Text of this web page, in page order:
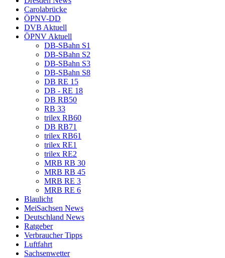
Carolabrücke
ÖPNV-DD
DVB Aktuell
ÖPNV Aktuell
DB-SBahn S1
DB-SBahn S2
DB-SBahn S3
DB-SBahn S8
DB RE 15
DB - RE 18
DB RB50
RB 33
trilex RB60
DB RB71
trilex RB61
trilex RE1
trilex RE2
MRB RB 30
MRB RB 45
MRB RE 3
MRB RE 6
Blaulicht
MeiSachsen News
Deutschland News
Ratgeber
Verbraucher Tipps
Luftfahrt
Sachsenwetter